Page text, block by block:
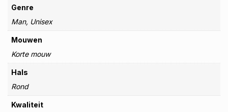
Genre
Man, Unisex
Mouwen
Korte mouw
Hals
Rond
Kwaliteit